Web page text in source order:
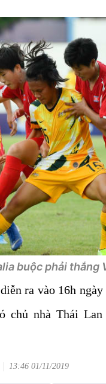
buộc phải thắng
ra vào 16h
chủ nhà Thái
13:46 01/11/2019